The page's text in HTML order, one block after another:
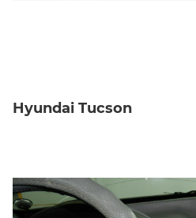
Hyundai Tucson